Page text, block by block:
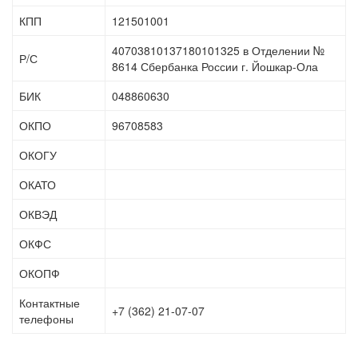
КПП
121501001
Р/С
40703810137180101325 в Отделении №
8614 Сбербанка России г. Йошкар-Ола
БИК
048860630
ОКПО
96708583
ОКОГУ
ОКАТО
ОКВЭД
ОКФС
ОКОПФ
Контактные
телефоны
+7 (362) 21-07-07